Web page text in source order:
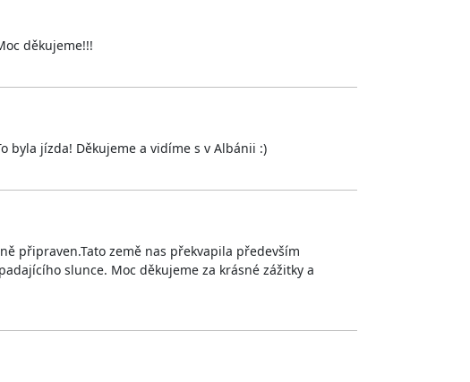
děkujeme!!!
byla jízda! Děkujeme a vidíme s v Albánii :)
připraven.Tato země nas překvapila především
slunce. Moc děkujeme za krásné zážitky a